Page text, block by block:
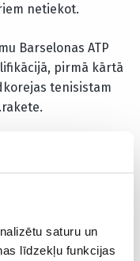
saturu un
līdzekļu funkcijas
netiekot.
Barselonas ATP
pirmā kārtā
tenisistam